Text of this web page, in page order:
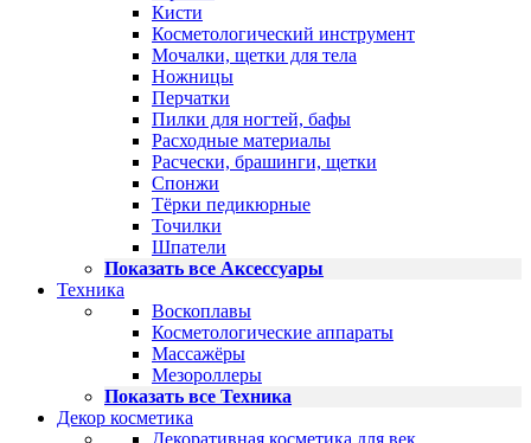
Кисти
Косметологический инструмент
Мочалки, щетки для тела
Ножницы
Перчатки
Пилки для ногтей, бафы
Расходные материалы
Расчески, брашинги, щетки
Спонжи
Тёрки педикюрные
Точилки
Шпатели
Показать все Аксессуары
Техника
Воскоплавы
Косметологические аппараты
Массажёры
Мезороллеры
Показать все Техника
Декор косметика